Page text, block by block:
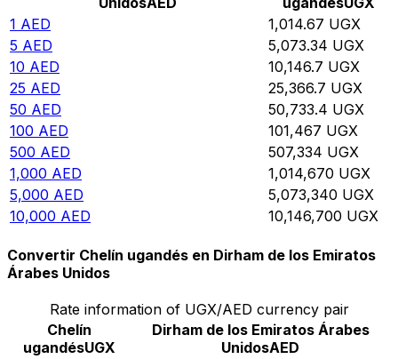
1 AED 1,014.67 UGX
5 AED 5,073.34 UGX
10 AED 10,146.7 UGX
25 AED 25,366.7 UGX
50 AED 50,733.4 UGX
100 AED 101,467 UGX
500 AED 507,334 UGX
1,000 AED 1,014,670 UGX
5,000 AED 5,073,340 UGX
10,000 AED 10,146,700 UGX
Convertir Chelín ugandés en Dirham de los Emiratos
Árabes Unidos
Rate information of UGX/AED currency pair
Chelín
ugandésUGX
Dirham de los Emiratos Árabes
UnidosAED